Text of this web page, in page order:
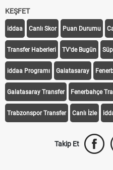
KEŞFET
iddaa Canlı Skor Puan Durumu
Transfer Haberleri TV'de Bugün
iddaa Programı Galatasaray
Galatasaray Transfer Fenerbahçe
Trabzonspor Transfer Canlı İzle
Takip Et